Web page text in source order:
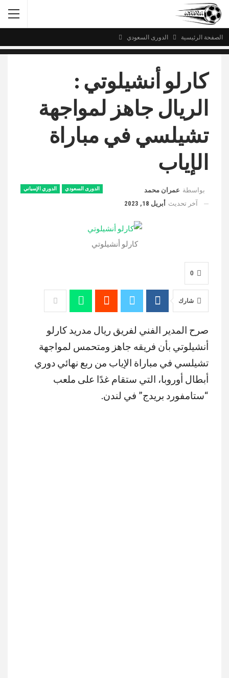
الصفحة الرئيسية الدورى السعودي
كارلو أنشيلوتي :
الريال جاهز لمواجهة
تشيلسي في مباراة
الإياب
الدورى السعودي الدوري الإسباني بواسطة عمران محمد
آخر تحديث أبريل 18, 2023
كارلو أنشيلوتي
0
شارك
صرح المدير الفني لفريق ريال مدريد كارلو
أنشيلوتي بأن فريقه جاهز ومتحمس لمواجهة
تشيلسي في مباراة الإياب من ربع نهائي دوري
أبطال أوروبا، التي ستقام غدًا على ملعب
“ستامفورد بريدج” في لندن.